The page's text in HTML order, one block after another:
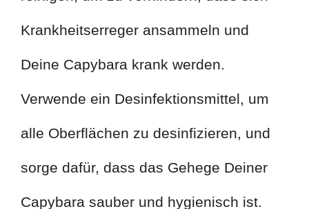
Krankheitserreger ansammeln und
Deine Capybara krank werden.
Verwende ein Desinfektionsmittel, um
alle Oberflächen zu desinfizieren, und
sorge dafür, dass das Gehege Deiner
Capybara sauber und hygienisch ist.